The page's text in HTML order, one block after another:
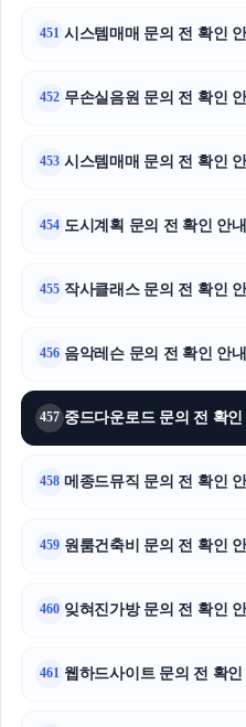
451 시스템매매 문의 전 확인
452 무손실음원 문의 전 확인
453 시스템매매 문의 전 확인
454 도시계획 문의 전 확인 안
455 작사클래스 문의 전 확인
456 음악레슨 문의 전 확인 안
457
458 메종드뮤직 문의 전 확인
459 원룸건축비 문의 전 확인
460 잊혀진가방 문의 전 확인
461 웹하드사이트 문의 전 확인